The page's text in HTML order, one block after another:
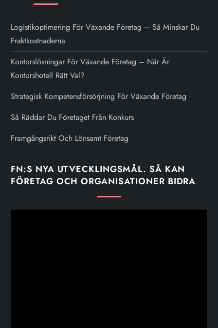
Logistikoptimering För Växande Företag – Så Minskar Du
Fraktkostnaderna
Kontorslösningar För Växande Företag – När Är
Kontorshotell Rätt Val?
Strategisk Kompetensförsörjning För Växande Företag
Så Räddar Du Företaget Från Konkurs
Framgångsrikt Och Lönsamt Företag
FN:S NYA UTVECKLINGSMÅL. SÅ KAN
FÖRETAG OCH ORGANISATIONER BIDRA